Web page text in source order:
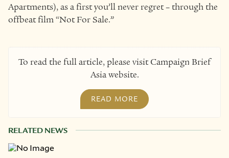
Apartments), as a first you’ll never regret – through the
offbeat film “Not For Sale.”
To read the full article, please visit Campaign Brief
Asia website.
READ MORE
RELATED NEWS